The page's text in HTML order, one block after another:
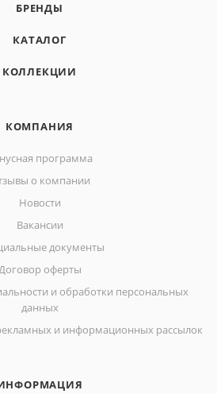
БРЕНДЫ
КАТАЛОГ
КОЛЛЕКЦИИ
КОМПАНИЯ
программа
о компании
Новости
Вакансии
документы
оферты
и обработки персональных
данных
и информационных рассылок